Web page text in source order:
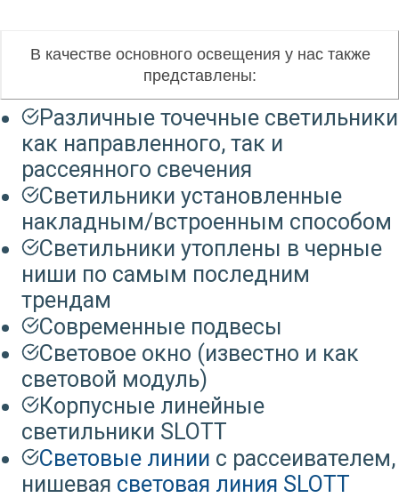
В качестве основного освещения у нас также
представлены:
Различные точечные светильники
как направленного, так и
рассеянного свечения
Светильники установленные
накладным/встроенным способом
Светильники утоплены в черные
ниши по самым последним
трендам
Современные подвесы
Световое окно (известно и как
световой модуль)
Корпусные линейные
светильники SLOTT
Световые линии с рассеивателем,
нишевая световая линия SLOTT